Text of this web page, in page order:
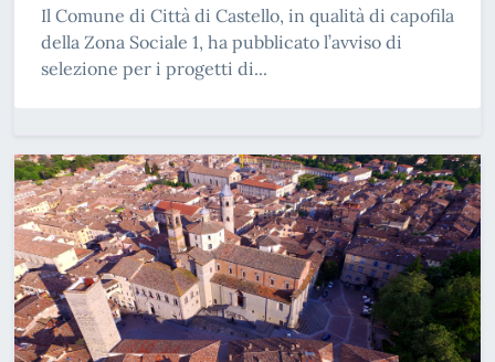
Il Comune di Città di Castello, in qualità di capofila
della Zona Sociale 1, ha pubblicato l’avviso di
selezione per i progetti di...